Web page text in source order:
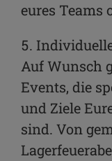
eures Teams
5.
Auf Wunsch
Events, die
und Ziele
sind. Von